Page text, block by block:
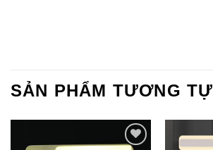
SẢN PHẨM TƯƠNG TỰ